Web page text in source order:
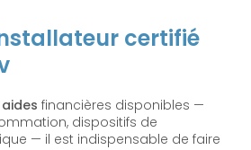
certifié
aides financières disponibles —
dispositifs de
— il est indispensable de faire